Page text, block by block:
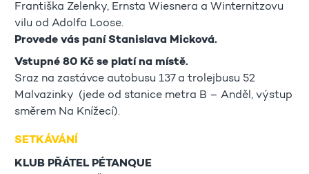
Františka Zelenky, Ernsta Wiesnera a Winternitzovu
vilu od Adolfa Loose.
Provede vás paní Stanislava Micková.
Vstupné 80 Kč se platí na místě.
Sraz na zastávce autobusu 137 a trolejbusu 52
Malvazinky (jede od stanice metra B – Anděl, výstup
směrem Na Knížecí).
SETKÁVÁNÍ
KLUB PŘÁTEL PÉTANQUE